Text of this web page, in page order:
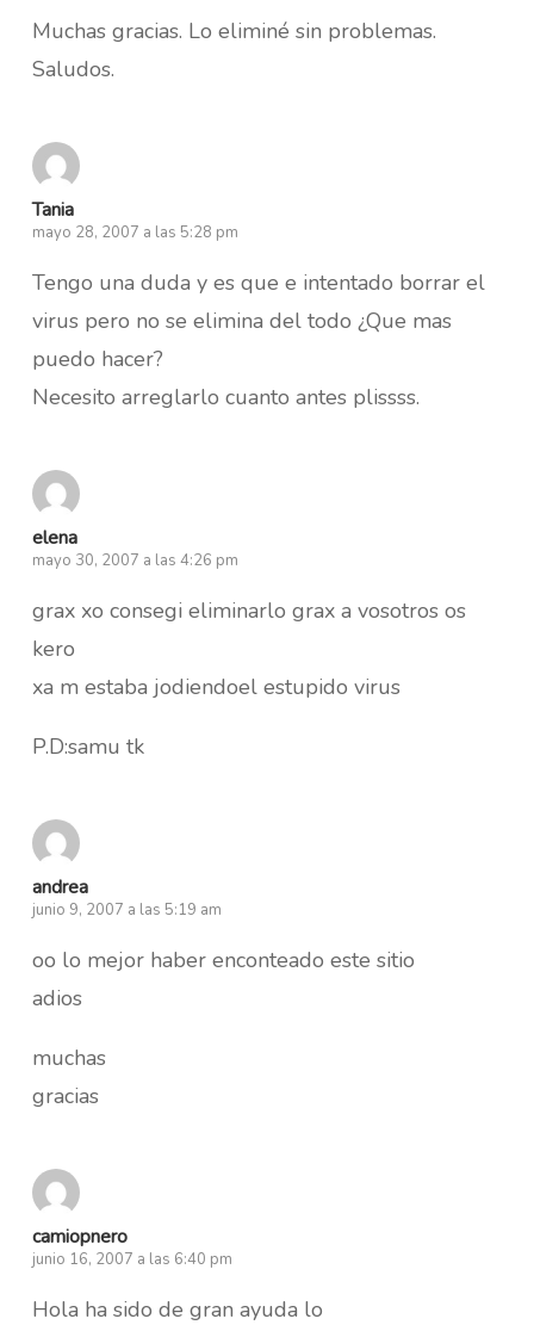
Muchas gracias. Lo eliminé sin problemas.
Saludos.
Tania
mayo 28, 2007 a las 5:28 pm
Tengo una duda y es que e intentado borrar el
virus pero no se elimina del todo ¿Que mas
puedo hacer?
Necesito arreglarlo cuanto antes plissss.
elena
mayo 30, 2007 a las 4:26 pm
grax xo consegi eliminarlo grax a vosotros os
kero
xa m estaba jodiendoel estupido virus
P.D:samu tk
andrea
junio 9, 2007 a las 5:19 am
oo lo mejor haber enconteado este sitio
adios
muchas
gracias
camiopnero
junio 16, 2007 a las 6:40 pm
Hola ha sido de gran ayuda lo